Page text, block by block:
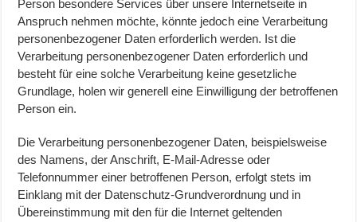
Person besondere Services über unsere Internetseite in
Anspruch nehmen möchte, könnte jedoch eine Verarbeitung
personenbezogener Daten erforderlich werden. Ist die
Verarbeitung personenbezogener Daten erforderlich und
besteht für eine solche Verarbeitung keine gesetzliche
Grundlage, holen wir generell eine Einwilligung der betroffenen
Person ein.
Die Verarbeitung personenbezogener Daten, beispielsweise
des Namens, der Anschrift, E-Mail-Adresse oder
Telefonnummer einer betroffenen Person, erfolgt stets im
Einklang mit der Datenschutz-Grundverordnung und in
Übereinstimmung mit den für die Internet geltenden